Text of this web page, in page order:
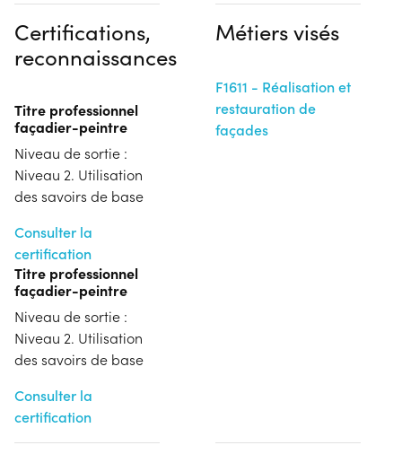
Certifications,
reconnaissances
Titre professionnel
façadier-peintre
Niveau de sortie :
Niveau 2. Utilisation
des savoirs de base
Consulter la
certification
Titre professionnel
façadier-peintre
Niveau de sortie :
Niveau 2. Utilisation
des savoirs de base
Consulter la
certification
Métiers visés
F1611 - Réalisation et
restauration de
façades